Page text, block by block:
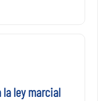
la ley marcial